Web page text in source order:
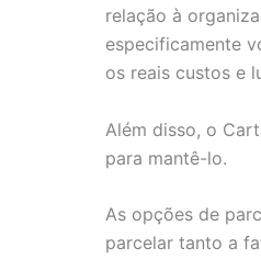
relação à
especificamente
os reais custos e
Além disso, o
para mantê-lo.
As opções de
parcelar tanto a